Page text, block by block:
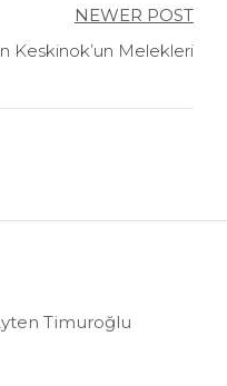
NEWER POST
Keskinok’un Melekleri
Timuroğlu